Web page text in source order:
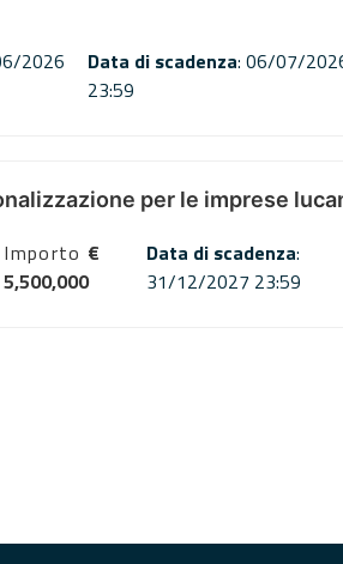
2026
Data di scadenza: 06/07/
23:59
per le imprese
Importo €
5,500,000
Data di scadenza:
31/12/2027 23:59